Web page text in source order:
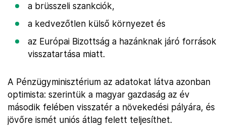
a brüsszeli szankciók,
a kedvezőtlen külső környezet és
az Európai Bizottság a hazánknak járó források
visszatartása miatt.
A Pénzügyminisztérium az adatokat látva azonban
optimista: szerintük a magyar gazdaság az év
második felében visszatér a növekedési pályára, és
jövőre ismét uniós átlag felett teljesíthet.